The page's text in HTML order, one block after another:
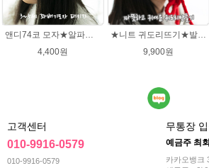
앤디74코 모자★알파카폴로 뜨개실 모자뜨개질 손뜨개
4,400원
★니트 귀도리뜨기★발렌타인울 뜨개실 DIY 뜨개질
9,900원
고객센터
010-9916-0579
010-9916-0579
무통장
예금주 최
카카오뱅크